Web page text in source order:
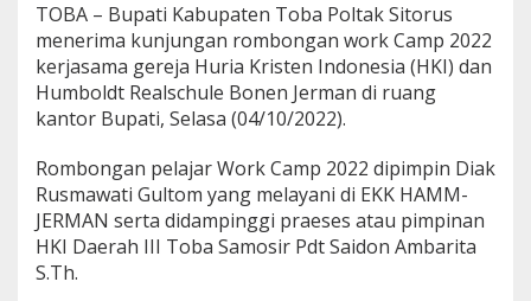
b
o
g
a
n
o
k
C
a
TOBA – Bupati Kabupaten Toba Poltak Sitorus
menerima kunjungan rombongan work Camp 2022
kerjasama gereja Huria Kristen Indonesia (HKI) dan
Humboldt Realschule Bonen Jerman di ruang
kantor Bupati, Selasa (04/10/2022).
Rombongan pelajar Work Camp 2022 dipimpin Diak
Rusmawati Gultom yang melayani di EKK HAMM-
JERMAN serta didampinggi praeses atau pimpinan
HKI Daerah III Toba Samosir Pdt Saidon Ambarita
S.Th.